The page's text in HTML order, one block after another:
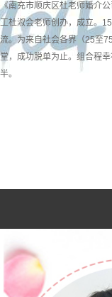
《南充市顺庆区杜老师婚介
工杜淑会老师创办，成立。
流。为来自社会各界（25至
堂，成功脱单为止。组合程
半。